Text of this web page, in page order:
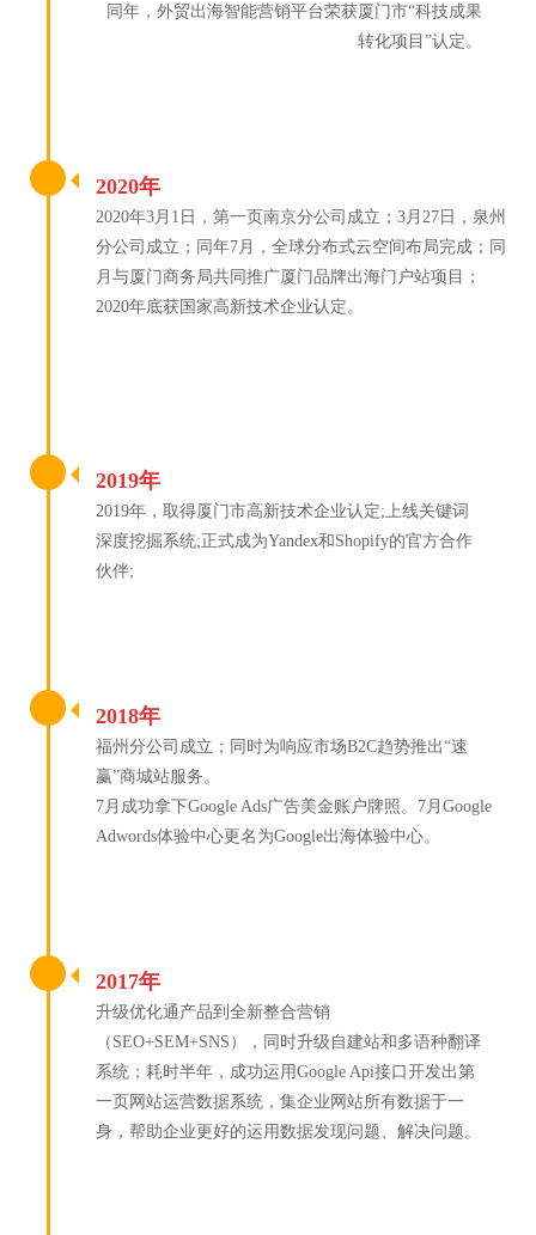
同年，外贸出海智能营销平台荣获厦门市“科技成果
转化项目”认定。
2020年
2020年3月1日，第一页南京分公司成立；3月27日，泉州
分公司成立；同年7月，全球分布式云空间布局完成；同
月与厦门商务局共同推广厦门品牌出海门户站项目；
2020年底获国家高新技术企业认定。
2019年
2019年，取得厦门市高新技术企业认定;上线关键词
深度挖掘系统;正式成为Yandex和Shopify的官方合作
伙伴;
2018年
福州分公司成立；同时为响应市场B2C趋势推出“速
赢”商城站服务。
7月成功拿下Google Ads广告美金账户牌照。7月Google
Adwords体验中心更名为Google出海体验中心。
2017年
升级优化通产品到全新整合营销
（SEO+SEM+SNS），同时升级自建站和多语种翻译
系统；耗时半年，成功运用Google Api接口开发出第
一页网站运营数据系统，集企业网站所有数据于一
身，帮助企业更好的运用数据发现问题、解决问题。